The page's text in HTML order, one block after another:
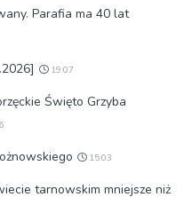
Parafia ma 40 lat
19:07
Święto Grzyba
15:03
tarnowskim mniejsze niż